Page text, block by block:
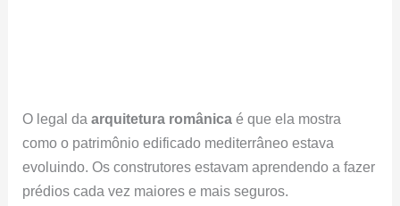
O legal daarquitetura românica é que ela mostra
como o patrimônio edificado mediterrâneo estava
evoluindo. Os construtores estavam aprendendo a fazer
prédios cada vez maiores e mais seguros.